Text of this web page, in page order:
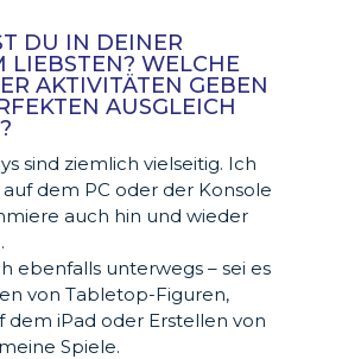
DU IN DEINER
LIEBSTEN? WELCHE
AKTIVITÄTEN GEBEN
AUSGLEICH
sind ziemlich vielseitig. Ich
dem PC oder der Konsole
auch hin und wieder
ebenfalls unterwegs – sei es
von Tabletop-Figuren,
dem iPad oder Erstellen von
Spiele.